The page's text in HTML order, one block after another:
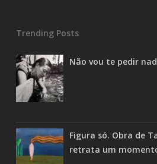
Trending Posts
Não vou te pedir
Figura só. Obra de
retrata um